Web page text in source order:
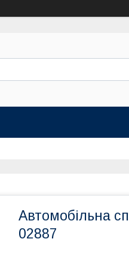
Автомобільна
02887